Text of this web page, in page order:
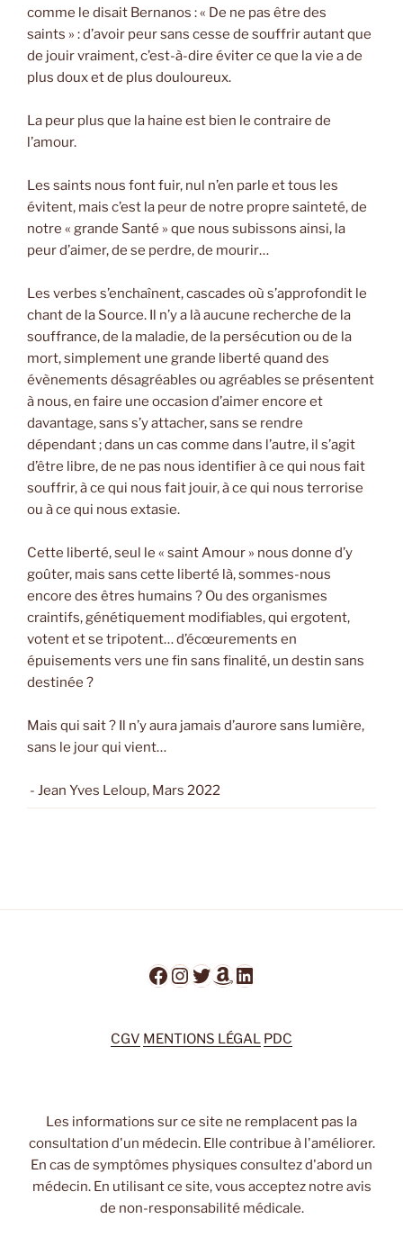
comme le disait Bernanos : « De ne pas être des
saints » : d’avoir peur sans cesse de souffrir autant que
de jouir vraiment, c’est-à-dire éviter ce que la vie a de
plus doux et de plus douloureux.
La peur plus que la haine est bien le contraire de
l’amour.
Les saints nous font fuir, nul n’en parle et tous les
évitent, mais c’est la peur de notre propre sainteté, de
notre « grande Santé » que nous subissons ainsi, la
peur d’aimer, de se perdre, de mourir…
Les verbes s’enchaînent, cascades où s’approfondit le
chant de la Source. Il n’y a là aucune recherche de la
souffrance, de la maladie, de la persécution ou de la
mort, simplement une grande liberté quand des
évènements désagréables ou agréables se présentent
à nous, en faire une occasion d’aimer encore et
davantage, sans s’y attacher, sans se rendre
dépendant ; dans un cas comme dans l’autre, il s’agit
d’être libre, de ne pas nous identifier à ce qui nous fait
souffrir, à ce qui nous fait jouir, à ce qui nous terrorise
ou à ce qui nous extasie.
Cette liberté, seul le « saint Amour » nous donne d’y
goûter, mais sans cette liberté là, sommes-nous
encore des êtres humains ? Ou des organismes
craintifs, génétiquement modifiables, qui ergotent,
votent et se tripotent… d’écœurements en
épuisements vers une fin sans finalité, un destin sans
destinée ?
Mais qui sait ? Il n’y aura jamais d’aurore sans lumière,
sans le jour qui vient…
- Jean Yves Leloup, Mars 2022
Facebook
Instagram
Twitter
Amazon
LinkedIn
CGV MENTIONS LÉGAL PDC
Les informations sur ce site ne remplacent pas la
consultation d'un médecin. Elle contribue à l'améliorer.
En cas de symptômes physiques consultez d'abord un
médecin. En utilisant ce site, vous acceptez notre avis
de non-responsabilité médicale.